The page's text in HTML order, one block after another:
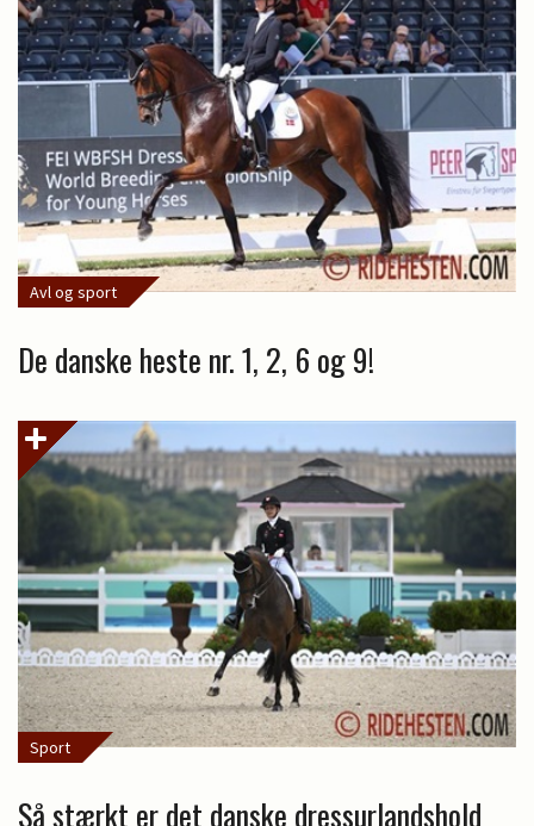
Avl og sport
De danske heste nr. 1, 2, 6 og 9!
Sport
Så stærkt er det danske dressurlandshold